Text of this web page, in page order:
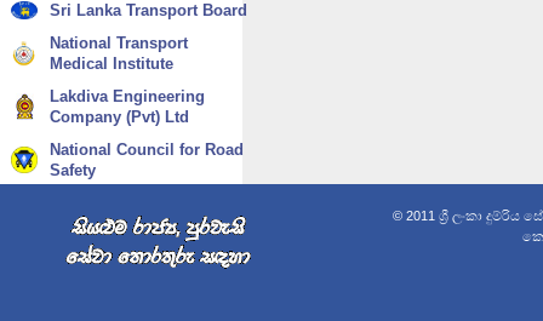
Sri Lanka Transport Board
National Transport
Medical Institute
Lakdiva Engineering
Company (Pvt) Ltd
National Council for Road
Safety
© 2011 ශ්‍රී ලංකා දුම්රිය